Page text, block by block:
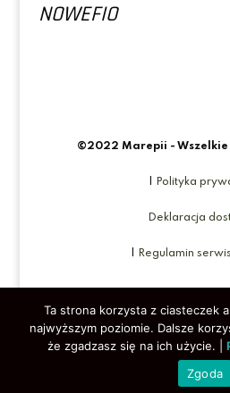
NOWEFIO
©2022 Marepii -
Polityka
Deklaracja
Regulamin
Ta strona korzysta z ciasteczek
najwyższym poziomie. Dalsze
że zgadzasz się na ich użycie. |
Zgoda